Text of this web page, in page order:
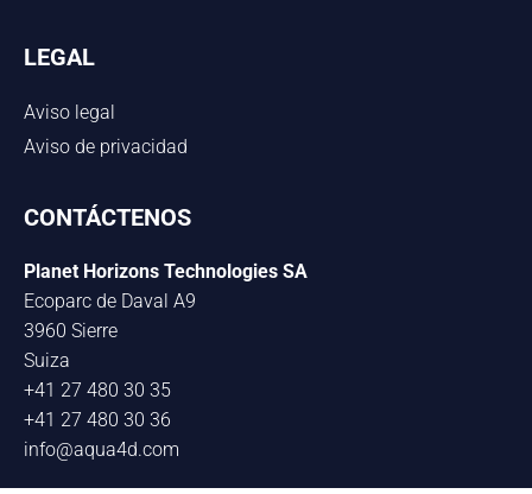
LEGAL
Aviso legal
Aviso de privacidad
CONTÁCTENOS
Planet Horizons Technologies SA
Ecoparc de Daval A9
3960 Sierre
Suiza
+41 27 480 30 35
+41 27 480 30 36
info@aqua4d.com